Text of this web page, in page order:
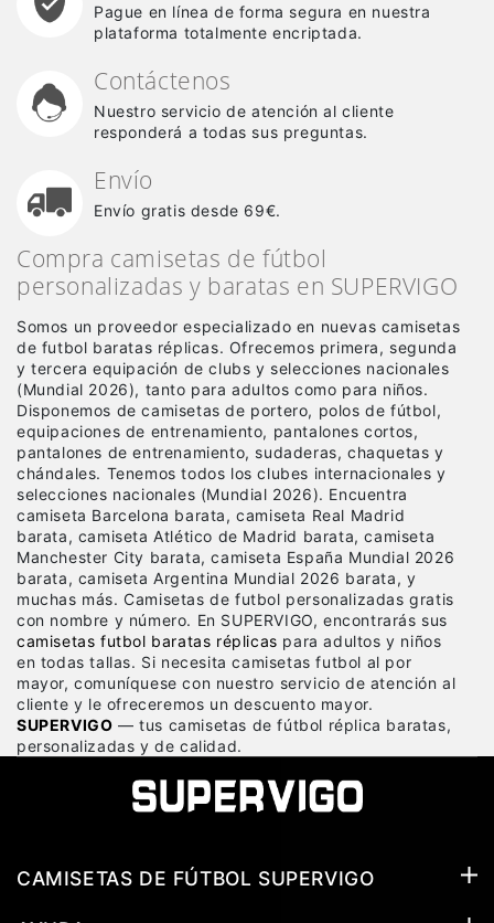
Pague en línea de forma segura en nuestra
plataforma totalmente encriptada.
Contáctenos
Nuestro servicio de atención al cliente
responderá a todas sus preguntas.
Envío
Envío gratis desde 69€.
Compra camisetas de fútbol
personalizadas y baratas en SUPERVIGO
Somos un proveedor especializado en nuevas camisetas
de futbol baratas réplicas. Ofrecemos primera, segunda
y tercera equipación de clubs y selecciones nacionales
(Mundial 2026), tanto para adultos como para niños.
Disponemos de camisetas de portero, polos de fútbol,
equipaciones de entrenamiento, pantalones cortos,
pantalones de entrenamiento, sudaderas, chaquetas y
chándales. Tenemos todos los clubes internacionales y
selecciones nacionales (Mundial 2026). Encuentra
camiseta Barcelona barata, camiseta Real Madrid
barata, camiseta Atlético de Madrid barata, camiseta
Manchester City barata, camiseta España Mundial 2026
barata, camiseta Argentina Mundial 2026 barata, y
muchas más. Camisetas de futbol personalizadas gratis
con nombre y número. En SUPERVIGO, encontrarás sus
camisetas futbol baratas réplicas para adultos y niños
en todas tallas. Si necesita camisetas futbol al por
mayor, comuníquese con nuestro servicio de atención al
cliente y le ofreceremos un descuento mayor.
SUPERVIGO — tus camisetas de fútbol réplica baratas,
personalizadas y de calidad.
CAMISETAS DE FÚTBOL SUPERVIGO